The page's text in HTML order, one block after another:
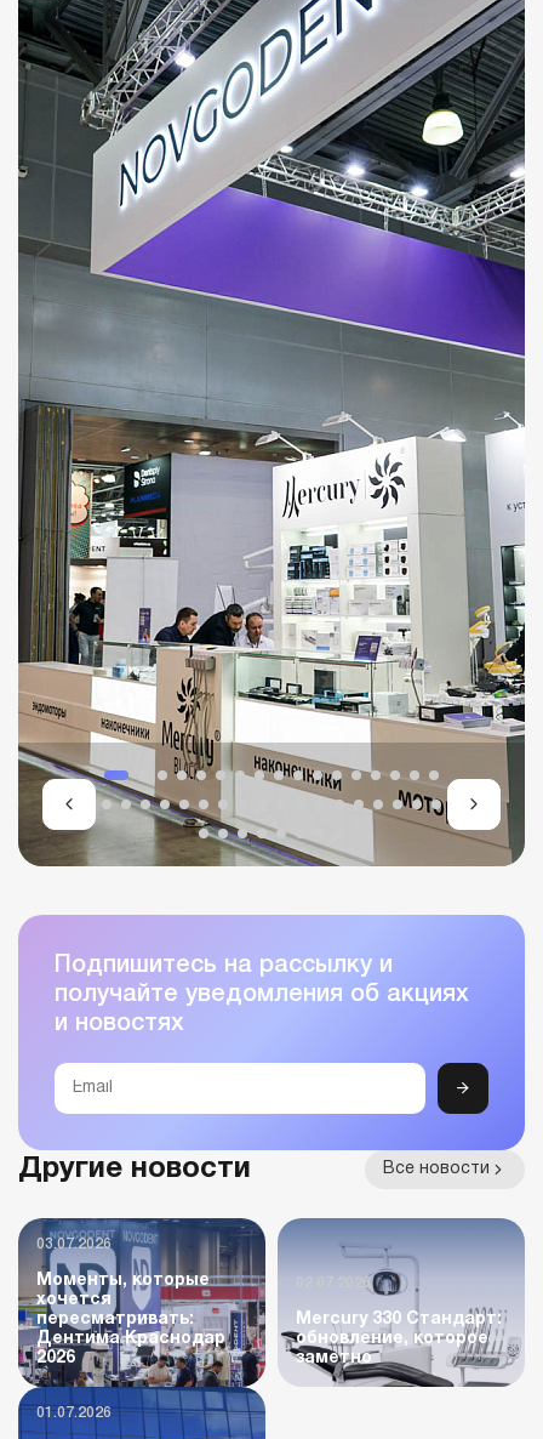
Подпишитесь на рассылку и
получайте уведомления об акциях
и новостях
Другие новости Все новости
03.07.2026
Моменты, которые
хочется
пересматривать:
Дентима Краснодар
2026
02.07.2026
Mercury 330 Стандарт:
обновление, которое
заметно
01.07.2026